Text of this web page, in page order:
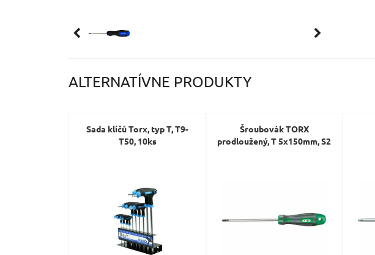
ALTERNATÍVNE PRODUKTY
Sada klíčů Torx, typ T, T9-
T50, 10ks
Šroubovák TORX
prodloužený, T 5x150mm, S2